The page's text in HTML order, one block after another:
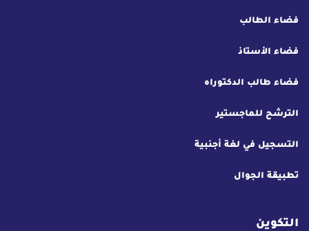
فضاء الطالب
فضاء الأستاذ
فضاء طالب الدكتوراه
الترشح للماجستير
التسجيل في لغة أجنبية
تطبيقة الجوال
التكوين